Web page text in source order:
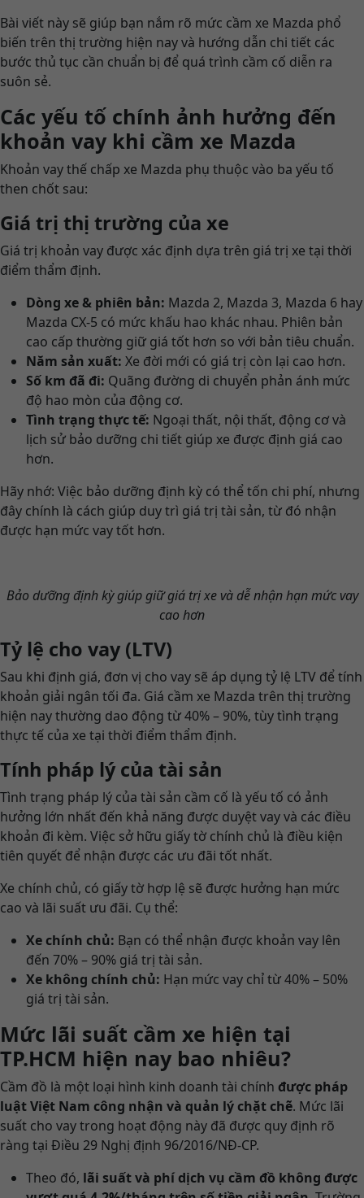
Bài viết này sẽ giúp bạn nắm rõ mức cầm xe Mazda phổ
biến trên thị trường hiện nay và hướng dẫn chi tiết các
bước thủ tục cần chuẩn bị để quá trình cầm cố diễn ra
suôn sẻ.
Các yếu tố chính ảnh hưởng đến
khoản vay khi cầm xe Mazda
Khoản vay thế chấp xe Mazda phụ thuộc vào ba yếu tố
then chốt sau:
Giá trị thị trường của xe
Giá trị khoản vay được xác định dựa trên giá trị xe tại thời
điểm thẩm định.
Dòng xe & phiên bản: Mazda 2, Mazda 3, Mazda 6 hay
Mazda CX-5 có mức khấu hao khác nhau. Phiên bản
cao cấp thường giữ giá tốt hơn so với bản tiêu chuẩn.
Năm sản xuất: Xe đời mới có giá trị còn lại cao hơn.
Số km đã đi: Quãng đường di chuyển phản ánh mức
độ hao mòn của động cơ.
Tình trạng thực tế: Ngoại thất, nội thất, động cơ và
lịch sử bảo dưỡng chi tiết giúp xe được định giá cao
hơn.
Hãy nhớ: Việc bảo dưỡng định kỳ có thể tốn chi phí, nhưng
đây chính là cách giúp duy trì giá trị tài sản, từ đó nhận
được hạn mức vay tốt hơn.
Bảo dưỡng định kỳ giúp giữ giá trị xe và dễ nhận hạn mức vay
cao hơn
Tỷ lệ cho vay (LTV)
Sau khi định giá, đơn vị cho vay sẽ áp dụng tỷ lệ LTV để tính
khoản giải ngân tối đa. Giá cầm xe Mazda trên thị trường
hiện nay thường dao động từ 40% – 90%, tùy tình trạng
thực tế của xe tại thời điểm thẩm định.
Tính pháp lý của tài sản
Tình trạng pháp lý của tài sản cầm cố là yếu tố có ảnh
hưởng lớn nhất đến khả năng được duyệt vay và các điều
khoản đi kèm. Việc sở hữu giấy tờ chính chủ là điều kiện
tiên quyết để nhận được các ưu đãi tốt nhất.
Xe chính chủ, có giấy tờ hợp lệ sẽ được hưởng hạn mức
cao và lãi suất ưu đãi. Cụ thể:
Xe chính chủ: Bạn có thể nhận được khoản vay lên
đến 70% – 90% giá trị tài sản.
Xe không chính chủ: Hạn mức vay chỉ từ 40% – 50%
giá trị tài sản.
Mức lãi suất cầm xe hiện tại
TP.HCM hiện nay bao nhiêu?
Cầm đồ là một loại hình kinh doanh tài chính được pháp
luật Việt Nam công nhận và quản lý chặt chẽ. Mức lãi
suất cho vay trong hoạt động này đã được quy định rõ
ràng tại Điều 29 Nghị định 96/2016/NĐ-CP.
Theo đó, lãi suất và phí dịch vụ cầm đồ không được